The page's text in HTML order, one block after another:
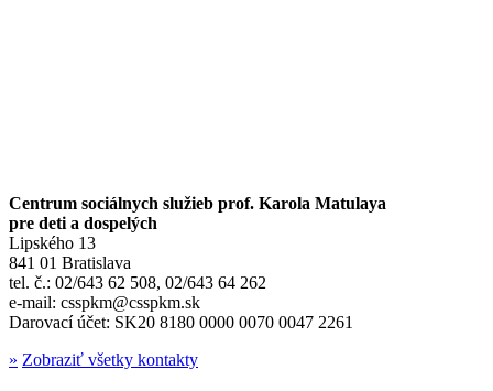
Centrum sociálnych služieb prof. Karola Matulaya
pre deti a dospelých
Lipského 13
841 01 Bratislava
tel. č.: 02/643 62 508, 02/643 64 262
e-mail: csspkm@csspkm.sk
Darovací účet: SK20 8180 0000 0070 0047 2261
» Zobraziť všetky kontakty